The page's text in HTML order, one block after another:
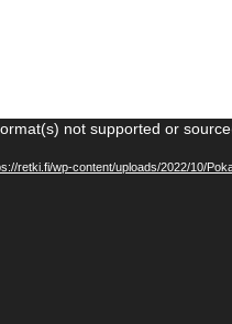
not supported or
retki.fi/wp-content/uploads/2022/10/